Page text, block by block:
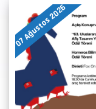
07 Ağustos 2026